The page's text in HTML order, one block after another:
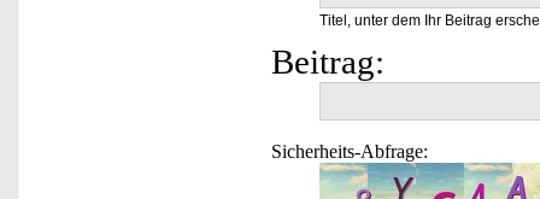
Titel, unter dem Ihr Beitrag
Beitrag:
Sicherheits-Abfrage: